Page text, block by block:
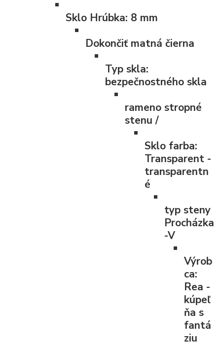
Sklo Hrúbka: 8 mm
Dokončiť matná čierna
Typ skla:
bezpečnostného skla
ramenostropné
stenu /
Sklo farba:
Transparent -
transparentn
é
typ steny
Procházka
-V
Výrob
ca:
Rea -
kúpeľ
ňa s
fantá
ziu